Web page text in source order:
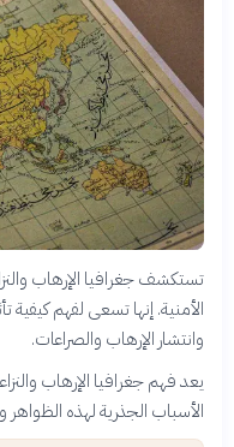
تستكشف جغرافيا الإرهاب
الأمنية. إنها تسعى لفهم كيفية
وانتشار الإرهاب والصراعات.
يعد فهم جغرافيا الإرهاب
الأسباب الجذرية لهذه